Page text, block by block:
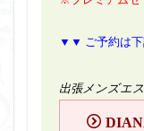
▼▼ ご予約は
出張メンズエ